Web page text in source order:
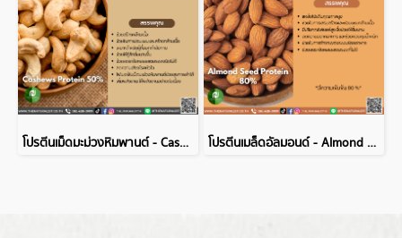
โปรตีนเม็ดมะม่วงหิมพานต์ - Cashews Protein 50% โปรตีนเมล็ดอัลมอนด์ - Almond Seed Protein 80%